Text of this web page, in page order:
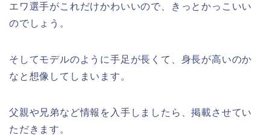
エワ選手がこれだけかわいいので、きっとかっこいい
のでしょう。
そしてモデルのように手足が長くて、身長が高いのか
なと想像してしまいます。
父親や兄弟など情報を入手しましたら、掲載させてい
ただきます。